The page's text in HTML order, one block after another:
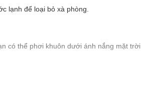
lạnh để loại bỏ xà phòng.
có thể phơi khuôn dưới ánh nắng mặt trời